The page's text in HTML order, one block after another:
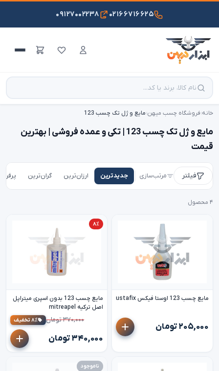
۰۲۱۶۶۷۱۶۶۲۵ ۰۹۱۲۷۰۰۲۲۳۸
خانه›فروشگاه چسب میهن›مایع و ژل تک چسب 123
مایع و ژل تک چسب 123 | تکی و عمده فروشی | بهترین
قیمت
فیلتر مرتب‌سازی جدیدترین ارزان‌ترین گران‌ترین
۴ محصول
مایع چسب 123 اوستا فیکس ustafix
۲۰۵,۰۰۰ تومان
۸٪
مایع چسب 123 بدون اسپری میتراپل
اصل ترکیه mitreapel
۳۷۰,۰۰۰ تومان ۸٪ تخفیف
۳۴۰,۰۰۰ تومان
ناموجود